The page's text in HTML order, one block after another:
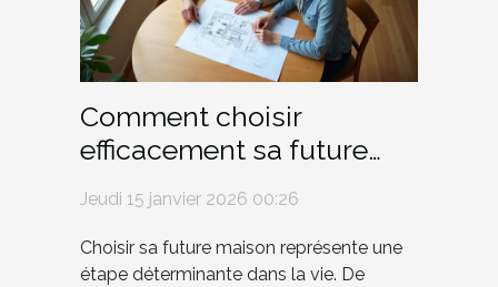
Comment choisir
efficacement sa future
maison ?
Jeudi 15 janvier 2026 00:26
Choisir sa future maison représente une
étape déterminante dans la vie. De